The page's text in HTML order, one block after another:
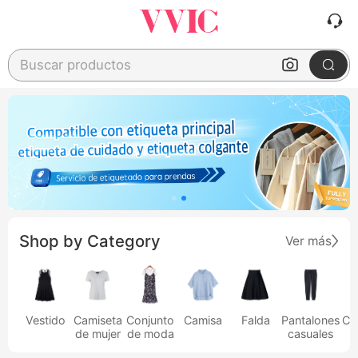
Buscar productos
Shop by Category Ver más
Vestido
Camiseta
de mujer
Conjunto
de moda
Camisa Falda
Pantalones
casuales